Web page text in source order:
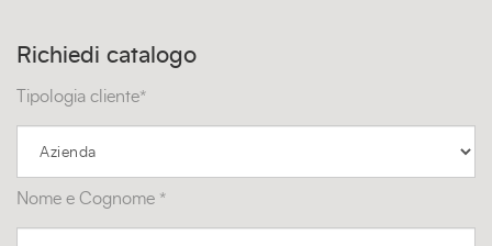
Richiedi catalogo
Tipologia cliente*
Nome e Cognome *